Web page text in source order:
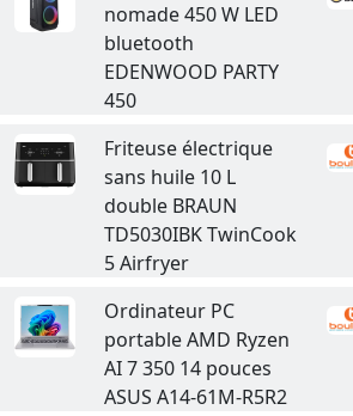
nomade 450 W LED
bluetooth
EDENWOOD PARTY
450
Friteuse électrique
sans huile 10 L
double BRAUN
TD5030IBK TwinCook
5 Airfryer
Ordinateur PC
portable AMD Ryzen
AI 7 350 14 pouces
ASUS A14-61M-R5R2